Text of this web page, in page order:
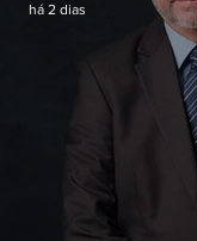
há 2 dias